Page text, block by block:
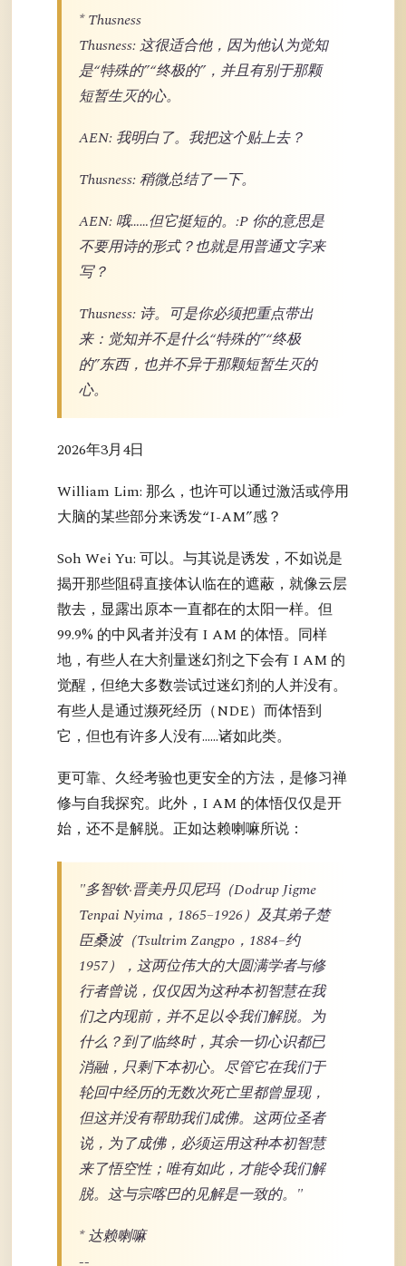
* Thusness
Thusness: 这很适合他，因为他认为觉知
是“特殊的”“终极的”，并且有别于那颗
短暂生灭的心。
AEN: 我明白了。我把这个贴上去？
Thusness: 稍微总结了一下。
AEN: 哦……但它挺短的。:P 你的意思是
不要用诗的形式？也就是用普通文字来
写？
Thusness: 诗。可是你必须把重点带出
来：觉知并不是什么“特殊的”“终极
的”东西，也并不异于那颗短暂生灭的
心。
2026年3月4日
William Lim: 那么，也许可以通过激活或停用
大脑的某些部分来诱发“I-AM”感？
Soh Wei Yu: 可以。与其说是诱发，不如说是
揭开那些阻碍直接体认临在的遮蔽，就像云层
散去，显露出原本一直都在的太阳一样。但
99.9% 的中风者并没有 I AM 的体悟。同样
地，有些人在大剂量迷幻剂之下会有 I AM 的
觉醒，但绝大多数尝试过迷幻剂的人并没有。
有些人是通过濒死经历（NDE）而体悟到
它，但也有许多人没有……诸如此类。
更可靠、久经考验也更安全的方法，是修习禅
修与自我探究。此外，I AM 的体悟仅仅是开
始，还不是解脱。正如达赖喇嘛所说：
"多智钦·晋美丹贝尼玛（Dodrup Jigme
Tenpai Nyima，1865–1926）及其弟子楚
臣桑波（Tsultrim Zangpo，1884–约
1957），这两位伟大的大圆满学者与修
行者曾说，仅仅因为这种本初智慧在我
们之内现前，并不足以令我们解脱。为
什么？到了临终时，其余一切心识都已
消融，只剩下本初心。尽管它在我们于
轮回中经历的无数次死亡里都曾显现，
但这并没有帮助我们成佛。这两位圣者
说，为了成佛，必须运用这种本初智慧
来了悟空性；唯有如此，才能令我们解
脱。这与宗喀巴的见解是一致的。"
* 达赖喇嘛
--